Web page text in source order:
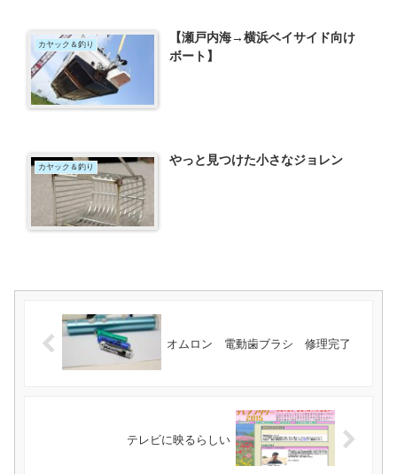
カヤック＆釣り
【瀬戸内海→横浜ベイサイド向け
ボート】
カヤック＆釣り やっと見つけた小さなジョレン
オムロン 電動歯ブラシ 修理完了
テレビに映るらしい